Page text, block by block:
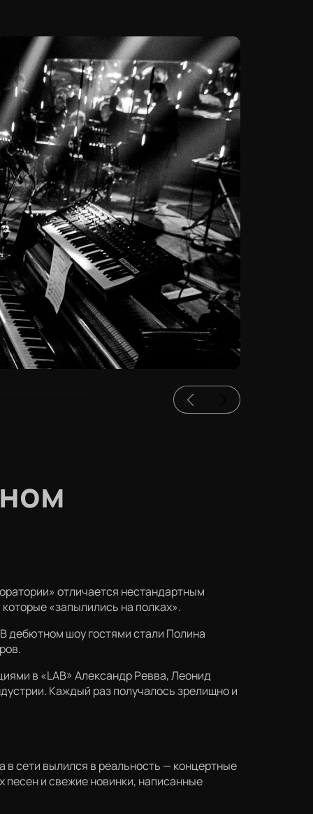
отличается нестандартным
«запылились на полках».
дебютном шоу гостями стали Полина
в «LAB» Александр Ревва, Леонид
Каждый раз получалось зрелищно и
в сети вылился в реальность — концертные
и свежие новинки, написанные